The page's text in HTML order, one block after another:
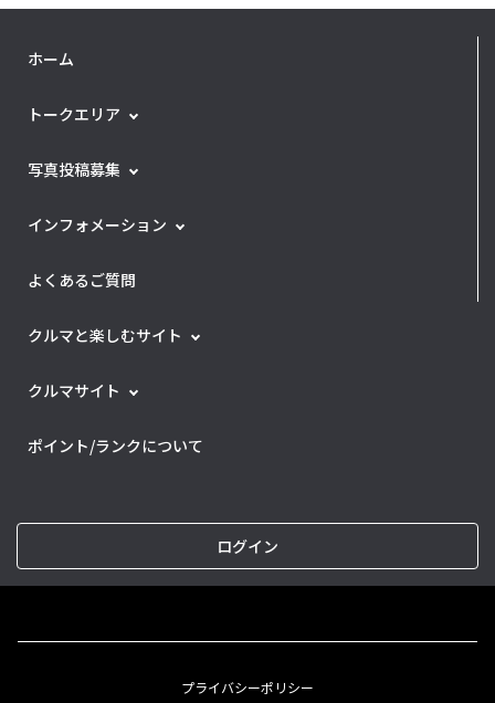
ホーム
トークエリア
写真投稿募集
インフォメーション
よくあるご質問
クルマと楽しむサイト
クルマサイト
ポイント/ランクについて
ログイン
プライバシーポリシー